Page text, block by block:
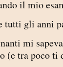
il mio
gli anni
mi
(e tra poco ti